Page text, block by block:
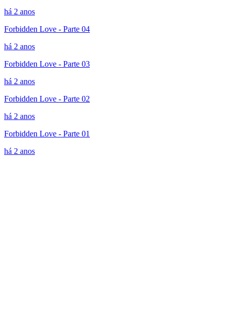
há 2 anos
Forbidden Love - Parte 04
há 2 anos
Forbidden Love - Parte 03
há 2 anos
Forbidden Love - Parte 02
há 2 anos
Forbidden Love - Parte 01
há 2 anos